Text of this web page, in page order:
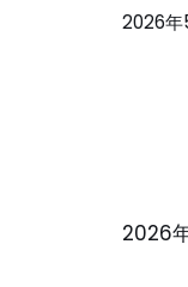
2026年
2026